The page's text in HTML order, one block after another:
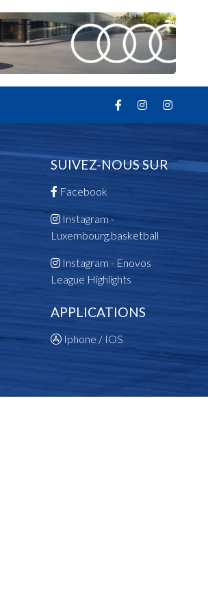
SUIVEZ-NOUS SUR
Facebook
Instagram -
Luxembourg.basketball
Instagram - Enovos
League Highlights
APPLICATIONS
Iphone / IOS